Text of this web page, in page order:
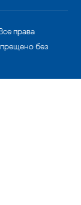
права
без